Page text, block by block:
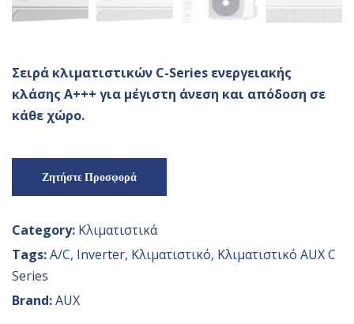
Σειρά κλιματιστικών C-Series ενεργειακής
κλάσης Α+++ για μέγιστη άνεση και απόδοση σε
κάθε χώρο.
Ζητήστε Προσφορά
Category: Κλιματιστικά
Tags:A/C, Inverter, Κλιματιστικό, Κλιματιστικό AUX C
Series
Brand:AUX